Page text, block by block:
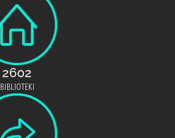
2602
BIBLIOTEKI